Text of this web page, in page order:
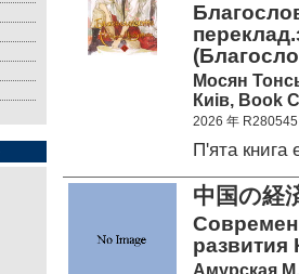
Мосян
Киів, Book
2026 年 R280545
П'ята книга
中国の
развития
Амурская